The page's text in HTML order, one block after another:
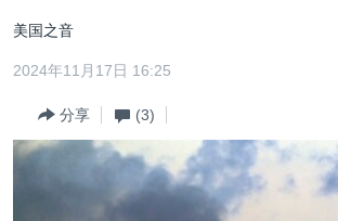
内
容
到
最新国际新闻
分类新闻
经济·金融·贸易
人权·法律·宗教
美中关系
美国之音
2024年11月17日 16:25
分享 (3)